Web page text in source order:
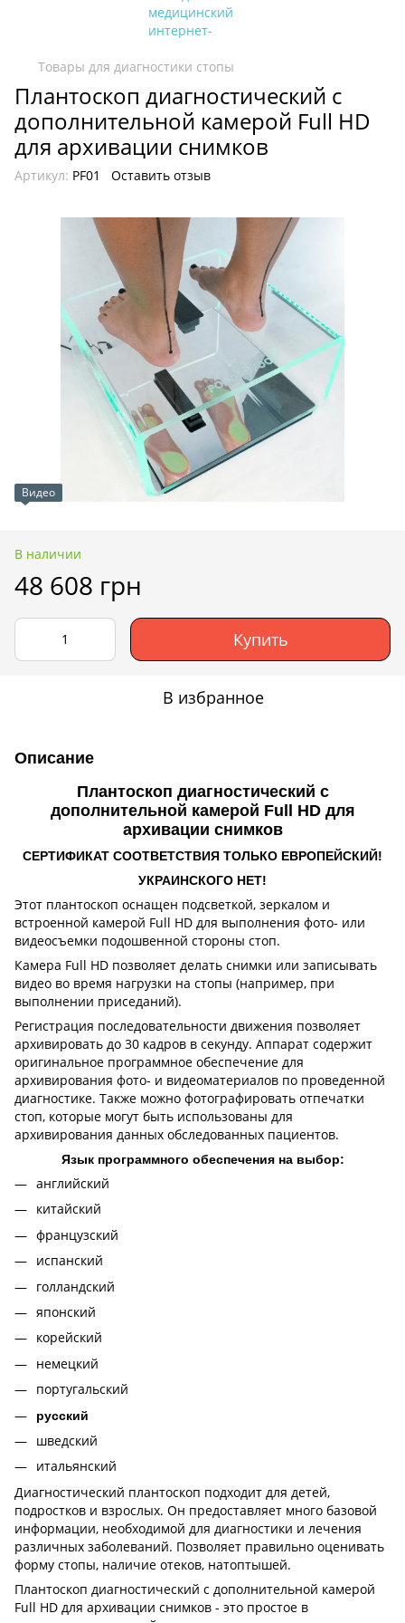
Товары для диагностики стопы
Плантоскоп диагностический с
дополнительной камерой Full HD
для архивации снимков
Артикул: PF01 Оставить отзыв
Видео
В наличии
48 608 грн
Купить
В избранное
Описание
Плантоскоп диагностический с
дополнительной камерой Full HD для
архивации снимков
СЕРТИФИКАТ СООТВЕТСТВИЯ ТОЛЬКО ЕВРОПЕЙСКИЙ!
УКРАИНСКОГО НЕТ!
Этот плантоскоп оснащен подсветкой, зеркалом и
встроенной камерой Full HD для выполнения фото- или
видеосъемки подошвенной стороны стоп.
Камера Full HD позволяет делать снимки или записывать
видео во время нагрузки на стопы (например, при
выполнении приседаний).
Регистрация последовательности движения позволяет
архивировать до 30 кадров в секунду. Аппарат содержит
оригинальное программное обеспечение для
архивирования фото- и видеоматериалов по проведенной
диагностике. Также можно фотографировать отпечатки
стоп, которые могут быть использованы для
архивирования данных обследованных пациентов.
Язык программного обеспечения на выбор:
английский
китайский
французский
испанский
голландский
японский
корейский
немецкий
португальский
русский
шведский
итальянский
Диагностический плантоскоп подходит для детей,
подростков и взрослых. Он предоставляет много базовой
информации, необходимой для диагностики и лечения
различных заболеваний. Позволяет правильно оценивать
форму стопы, наличие отеков, натоптышей.
Плантоскоп диагностический с дополнительной камерой
Full HD для архивации снимков - это простое в